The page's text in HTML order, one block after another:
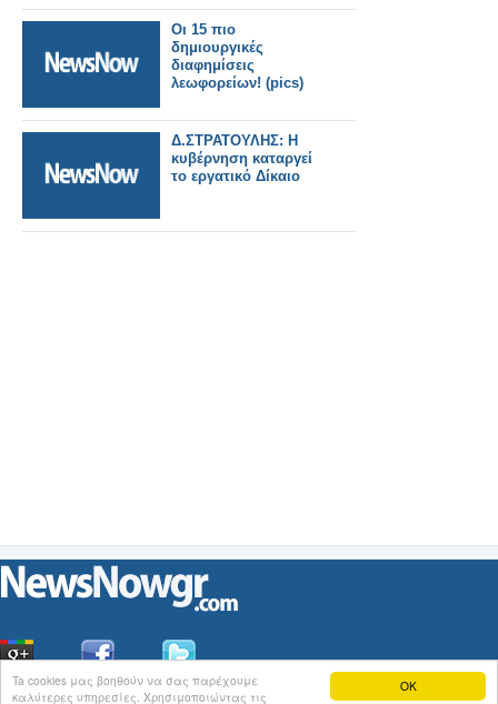
OK
Ta cookies μας βοηθούν να σας παρέχουμε
καλύτερες υπηρεσίες. Χρησιμοποιώντας τις
Οι 15 πιο
δημιουργικές
διαφημίσεις
λεωφορείων! (pics)
Δ.ΣΤΡΑΤΟΥΛΗΣ: Η
κυβέρνηση καταργεί
το εργατικό Δίκαιο